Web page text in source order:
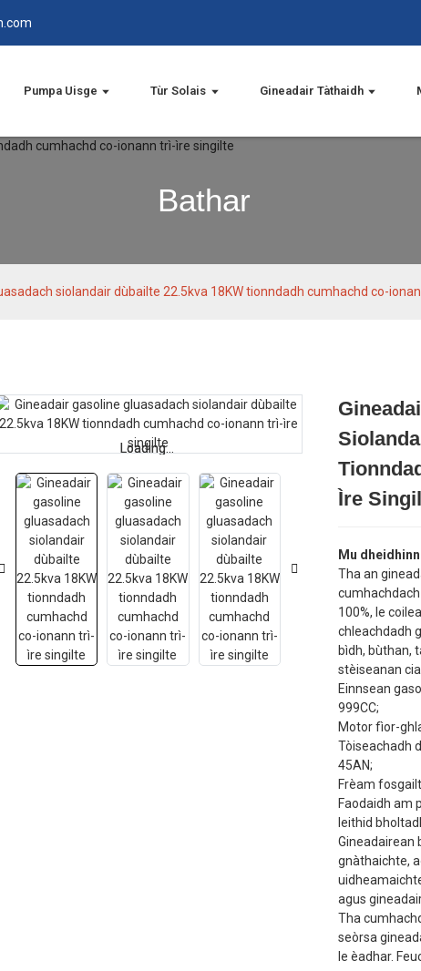
Pumpa Uisge Tùr Solais Gineadair Tàthaidh
Bathar
siolandair dùbailte 22.5kva 18KW tionndadh cumhachd co-
Loading...
Loading...
Ìre
Mu
Tha an
100%, le
chleachdadh
bìdh, bùthan,
stèiseanan
Einnsean
999CC;
Motor fìor-
Tòiseachadh
45AN;
Frèam
Faodaidh am
leithid
Gineadairean
gnàthaichte,
agus
Tha
seòrsa
le èadhar.